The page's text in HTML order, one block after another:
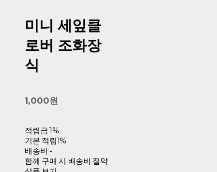
미니 세잎클
로버 조화장
식
1,000원
적립금 1%
기본 적립1%
배송비 -
함께 구매 시 배송비 절약